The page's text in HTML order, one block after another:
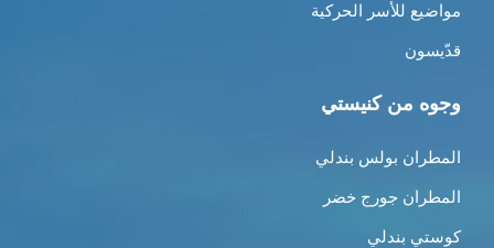
مواضيع للأسر الحركية
قدّيسون
وجوه من كنيستي
المطران بولس بندلي
المطران جورج خضر
كوستي بندلي